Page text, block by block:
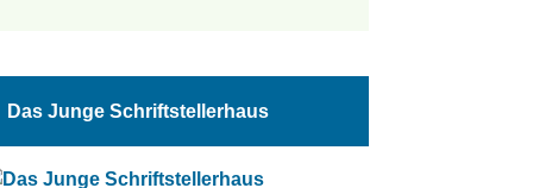
Das Junge Schriftstellerhaus